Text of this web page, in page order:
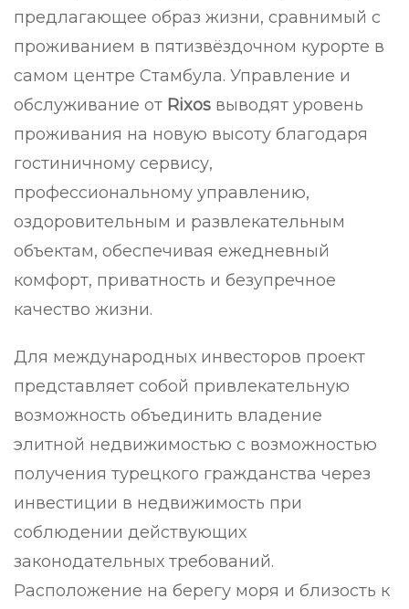
предлагающее образ жизни, сравнимый с
проживанием в пятизвёздочном курорте в
самом центре Стамбула. Управление и
обслуживание от Rixos выводят уровень
проживания на новую высоту благодаря
гостиничному сервису,
профессиональному управлению,
оздоровительным и развлекательным
объектам, обеспечивая ежедневный
комфорт, приватность и безупречное
качество жизни.
Для международных инвесторов проект
представляет собой привлекательную
возможность объединить владение
элитной недвижимостью с возможностью
получения турецкого гражданства через
инвестиции в недвижимость при
соблюдении действующих
законодательных требований.
Расположение на берегу моря и близость к